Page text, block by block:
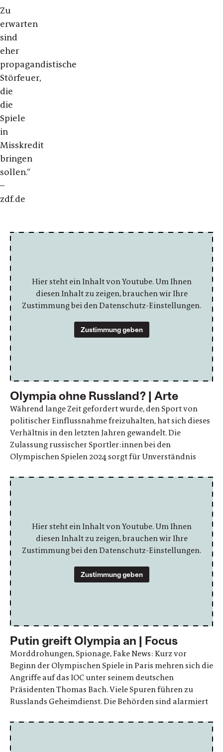
Zu
erwarten
sind
eher
propagandistische
Störfeuer,
die
die
Spiele
in
Misskredit
bringen
sollen.“
–
zdf.de
Hier steht ein Inhalt von Youtube. Um Ihnen
diesen Inhalt zu zeigen, brauchen wir Ihre
Zustimmung bei den Datenschutz-Einstellungen.
Zustimmung geben
Olympia ohne Russland? | Arte
Während lange Zeit gefordert wurde, den Sport von
politischer Einflussnahme freizuhalten, hat sich dieses
Verhältnis in den letzten Jahren gewandelt. Die
Zulassung russischer Sportler:innen bei den
Olympischen Spielen 2024 sorgt für Unverständnis
Hier steht ein Inhalt von Youtube. Um Ihnen
diesen Inhalt zu zeigen, brauchen wir Ihre
Zustimmung bei den Datenschutz-Einstellungen.
Zustimmung geben
Putin greift Olympia an | Focus
Morddrohungen, Spionage, Fake News: Kurz vor
Beginn der Olympischen Spiele in Paris mehren sich die
Angriffe auf das IOC unter seinem deutschen
Präsidenten Thomas Bach. Viele Spuren führen zu
Russlands Geheimdienst. Die Behörden sind alarmiert